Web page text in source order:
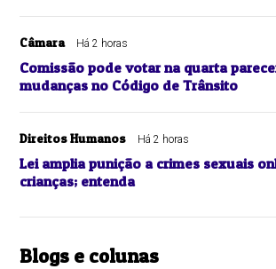
Câmara Há 2 horas
Comissão pode votar na quarta
mudanças no Código de Trânsito
Direitos Humanos Há 2 horas
Lei amplia punição a crimes sexuais
crianças; entenda
Blogs e colunas